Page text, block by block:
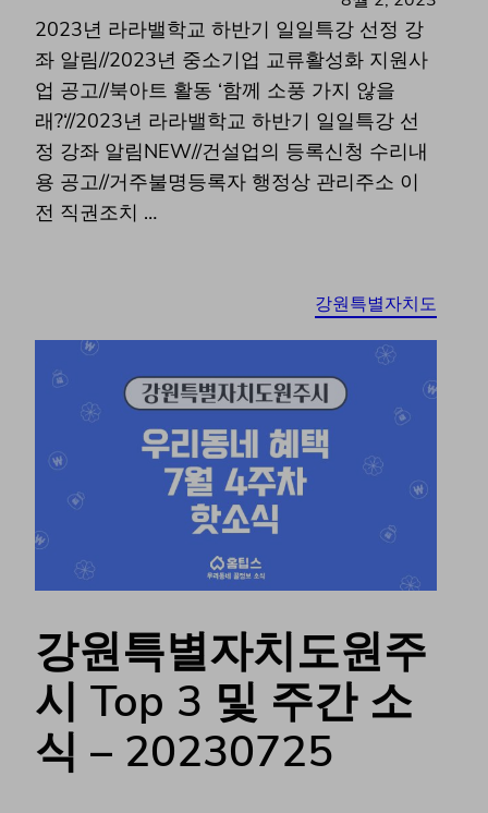
2023년 라라밸학교 하반기 일일특강 선정 강
좌 알림//2023년 중소기업 교류활성화 지원사
업 공고//북아트 활동 ‘함께 소풍 가지 않을
래?‘//2023년 라라밸학교 하반기 일일특강 선
정 강좌 알림NEW//건설업의 등록신청 수리내
용 공고//거주불명등록자 행정상 관리주소 이
전 직권조치 …
강원특별자치도
강원특별자치도원주
시 Top 3 및 주간 소
식 – 20230725